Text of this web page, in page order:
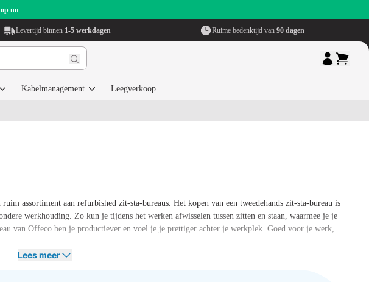
nu
Levertijd binnen 1-5 werkdagen Ruime bedenktijd van 90 dagen
Kabelmanagement Leegverkoop
assortiment aan refurbished zit-sta-bureaus. Het kopen van een tweedehands zit-sta-bureau is
werkhouding. Zo kun je tijdens het werken afwisselen tussen zitten en staan, waarmee je je
van Offeco ben je productiever en voel je je prettiger achter je werkplek. Goed voor je werk,
Lees meer